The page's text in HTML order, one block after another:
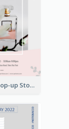
Perfume Pop-up Store Poster